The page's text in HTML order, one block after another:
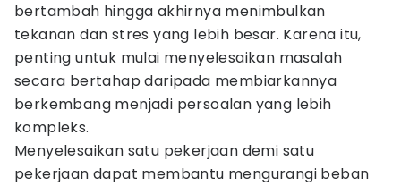
bertambah hingga akhirnya menimbulkan
tekanan dan stres yang lebih besar. Karena itu,
penting untuk mulai menyelesaikan masalah
secara bertahap daripada membiarkannya
berkembang menjadi persoalan yang lebih
kompleks.
Menyelesaikan satu pekerjaan demi satu
pekerjaan dapat membantu mengurangi beban